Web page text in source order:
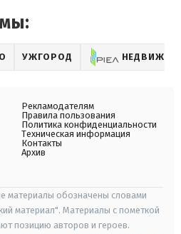
УЖГОРОД
Рекламодателям
Правила пользования
Политика конфиденциальности
Техническая информация
Контакты
Архив
материалы обозначены словами
материал". Материалы с пометкой
позицию авторов и героев.